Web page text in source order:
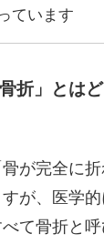
ています
折」とは
が完全に
が、医学
て骨折と